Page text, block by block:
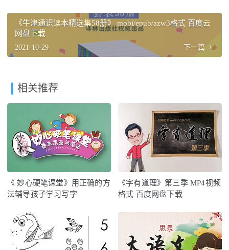
《牛津通识读本精选集58册》 mobi/epub/azw3格式 百度云
网盘下载
2021-10-29 下一篇
相关推荐
《 妙心硬笔课堂》用正确的方
法辅导孩子学习写字
《字有道理》第三季 MP4视频
格式 百度网盘下载